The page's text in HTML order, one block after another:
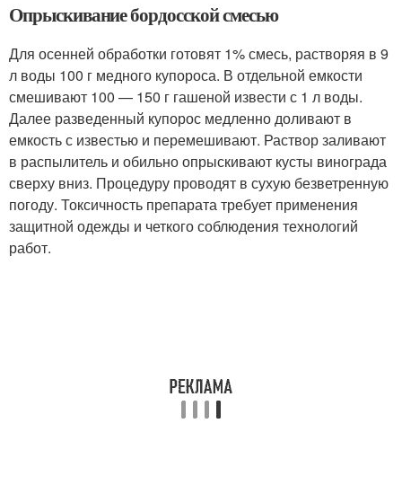
Опрыскивание бордосской смесью
Для осенней обработки готовят 1% смесь, растворяя в 9
л воды 100 г медного купороса. В отдельной емкости
смешивают 100 — 150 г гашеной извести с 1 л воды.
Далее разведенный купорос медленно доливают в
емкость с известью и перемешивают. Раствор заливают
в распылитель и обильно опрыскивают кусты винограда
сверху вниз. Процедуру проводят в сухую безветренную
погоду. Токсичность препарата требует применения
защитной одежды и четкого соблюдения технологий
работ.